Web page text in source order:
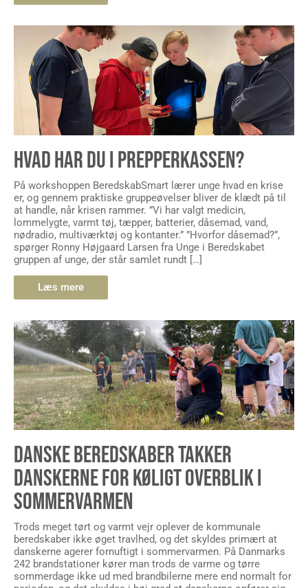
HVAD HAR DU I PREPPERKASSEN?
På workshoppen BeredskabSmart lærer unge hvad en krise
er, og gennem praktiske gruppeøvelser bliver de klædt på til
at handle, når krisen rammer. ”Vi har valgt medicin,
lommelygte, varmt tøj, tæpper, batterier, dåsemad, vand,
nødradio, multiværktøj og kontanter.” ”Hvorfor dåsemad?”,
spørger Ronny Højgaard Larsen fra Unge i Beredskabet
gruppen af unge, der står samlet rundt […]
Læs mere
DANSKE BEREDSKABER TAKKER
DANSKERNE FOR KØLIGT OVERBLIK I
SOMMERVARMEN
Trods meget tørt og varmt vejr oplever de kommunale
beredskaber ikke øget travlhed, og det skyldes primært at
danskerne agerer fornuftigt i sommervarmen. På Danmarks
242 brandstationer kører man trods de varme og tørre
sommerdage ikke ud med brandbilerne mere end normalt for